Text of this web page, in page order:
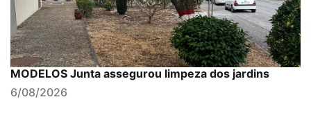
MODELOS Junta assegurou limpeza dos jardins
6/08/2026